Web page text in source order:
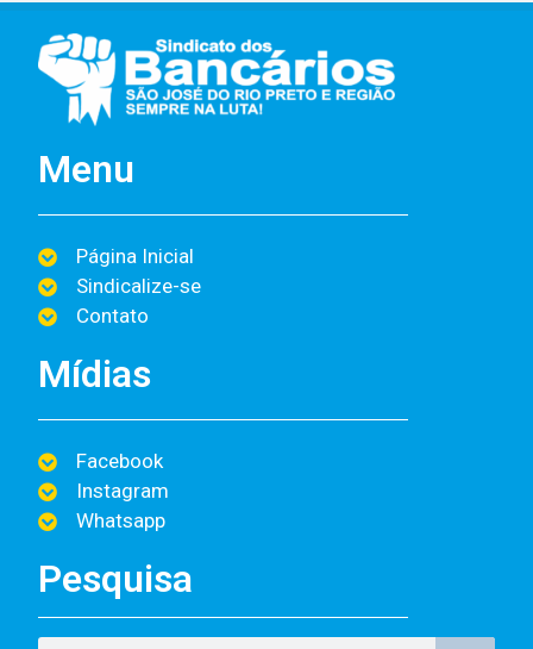
Menu
Página Inicial
Sindicalize-se
Contato
Mídias
Facebook
Instagram
Whatsapp
Pesquisa